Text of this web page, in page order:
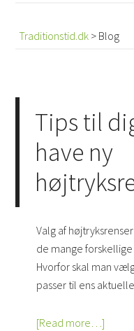
Traditionstid.dk > Blog
Tips til
have ny
Valg af
de mange
Hvorfor skal man
passer til ens
[Read more…]